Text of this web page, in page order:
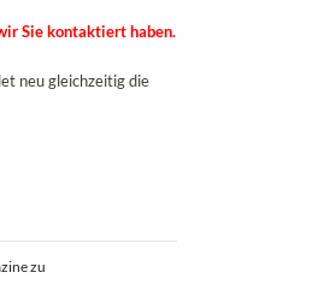
Sie kontaktiert haben.
neu gleichzeitig die
zu